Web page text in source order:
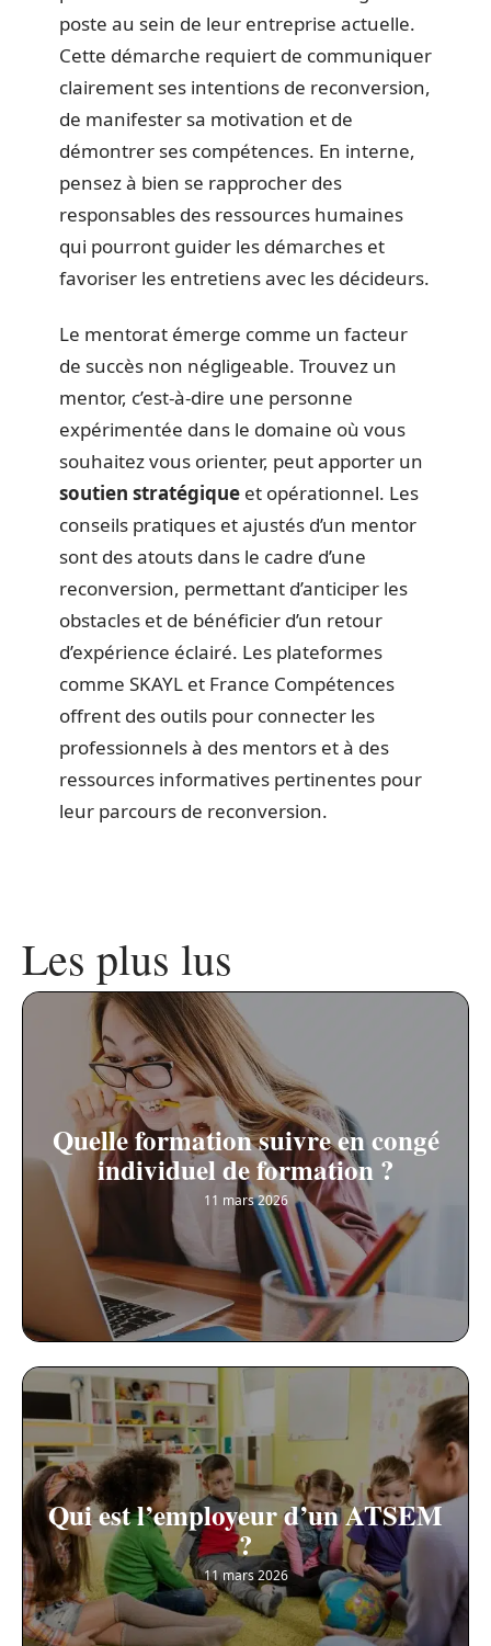
poste au sein de leur entreprise actuelle.
Cette démarche requiert de communiquer
clairement ses intentions de reconversion,
de manifester sa motivation et de
démontrer ses compétences. En interne,
pensez à bien se rapprocher des
responsables des ressources humaines
qui pourront guider les démarches et
favoriser les entretiens avec les décideurs.
Le mentorat émerge comme un facteur
de succès non négligeable. Trouvez un
mentor, c’est-à-dire une personne
expérimentée dans le domaine où vous
souhaitez vous orienter, peut apporter un
soutien stratégique et opérationnel. Les
conseils pratiques et ajustés d’un mentor
sont des atouts dans le cadre d’une
reconversion, permettant d’anticiper les
obstacles et de bénéficier d’un retour
d’expérience éclairé. Les plateformes
comme SKAYL et France Compétences
offrent des outils pour connecter les
professionnels à des mentors et à des
ressources informatives pertinentes pour
leur parcours de reconversion.
Les plus lus
Quelle formation suivre en congé
individuel de formation ?
11 mars 2026
Qui est l’employeur d’un ATSEM
?
11 mars 2026